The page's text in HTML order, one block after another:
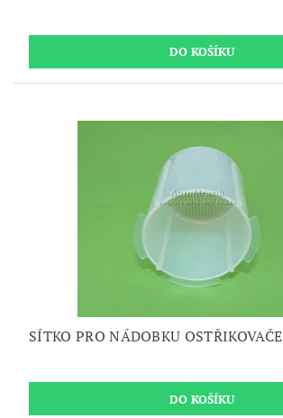
SÍTKO PRO NÁDOBKU OSTŘIKOVAČE